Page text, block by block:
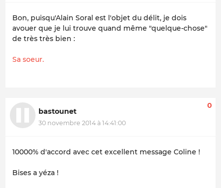
Bon, puisqu'Alain Soral est l'objet du délit, je dois
avouer que je lui trouve quand même "quelque-chose"
de très très bien :
Sa soeur.
bastounet
30 novembre 2014 à 14:41:00
0
10000% d'accord avec cet excellent message Coline !
Bises a yéza !